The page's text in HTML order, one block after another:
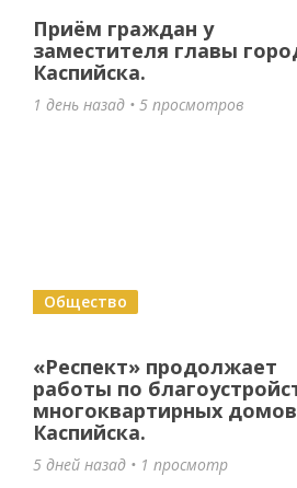
Приём граждан у
заместителя главы
Каспийска.
1 день назад • 5 просмотров
«Респект» продолжает
работы по
многоквартирных домов
Каспийска.
Общество
5 дней назад • 1 просмотр